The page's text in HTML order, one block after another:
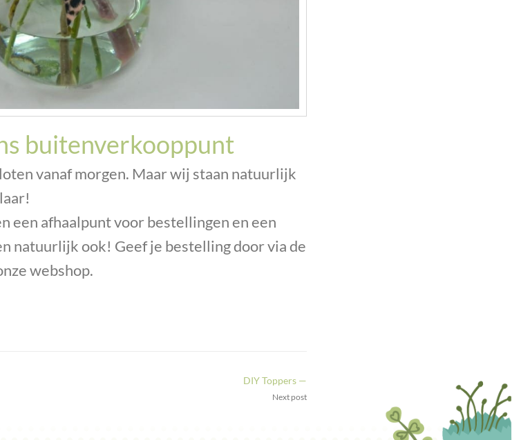
buitenverkooppunt
vanaf morgen. Maar wij staan natuurlijk
een afhaalpunt voor bestellingen en een
natuurlijk ook! Geef je bestelling door via de
webshop.
DIY Toppers —
Next post